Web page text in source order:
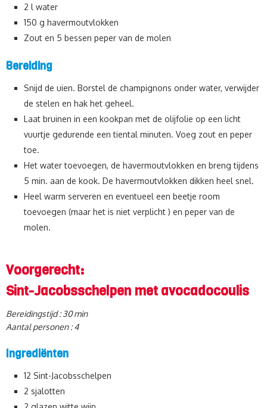
2 l water
150 g havermoutvlokken
Zout en 5 bessen peper van de molen
Bereiding
Snijd de uien. Borstel de champignons onder water, verwijder
de stelen en hak het geheel.
Laat bruinen in een kookpan met de olijfolie op een licht
vuurtje gedurende een tiental minuten. Voeg zout en peper
toe.
Het water toevoegen, de havermoutvlokken en breng tijdens
5 min. aan de kook. De havermoutvlokken dikken heel snel.
Heel warm serveren en eventueel een beetje room
toevoegen (maar het is niet verplicht ) en peper van de
molen.
Voorgerecht:
Sint-Jacobsschelpen met avocadocoulis
Bereidingstijd : 30 min
Aantal personen : 4
Ingrediënten
12 Sint-Jacobsschelpen
2 sjalotten